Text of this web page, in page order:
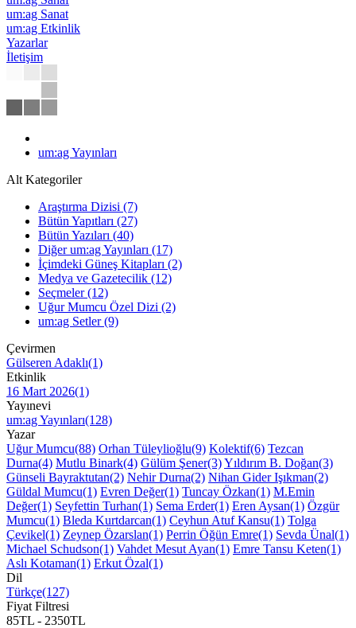
um:ag Sanat
um:ag Etkinlik
Yazarlar
İletişim
um:ag Yayınları
Alt Kategoriler
Araştırma Dizisi (7)
Bütün Yapıtları (27)
Bütün Yazıları (40)
Diğer um:ag Yayınları (17)
İçimdeki Güneş Kitapları (2)
Medya ve Gazetecilik (12)
Seçmeler (12)
Uğur Mumcu Özel Dizi (2)
um:ag Setler (9)
Çevirmen
Gülseren Adaklı(1)
Etkinlik
16 Mart 2026(1)
Yayınevi
um:ag Yayınları(128)
Yazar
Uğur Mumcu(88) Orhan Tüleylioğlu(9) Kolektif(6) Tezcan
Durna(4) Mutlu Binark(4) Gülüm Şener(3)Yıldırım B. Doğan(3)
Günseli Bayraktutan(2) Nehir Durna(2) Nihan Gider Işıkman(2)
Güldal Mumcu(1) Evren Değer(1) Tuncay Özkan(1) M.Emin
Değer(1) Seyfettin Turhan(1) Sema Erder(1) Eren Aysan(1) Özgür
Mumcu(1) Bleda Kurtdarcan(1) Ceyhun Atuf Kansu(1) Tolga
Çevikel(1) Zeynep Özarslan(1) Perrin Öğün Emre(1) Sevda Ünal(1)
Michael Schudson(1) Vahdet Mesut Ayan(1) Emre Tansu Keten(1)
Aslı Kotaman(1) Erkut Özal(1)
Dil
Türkçe(127)
Fiyat Filtresi
85TL - 2350TL